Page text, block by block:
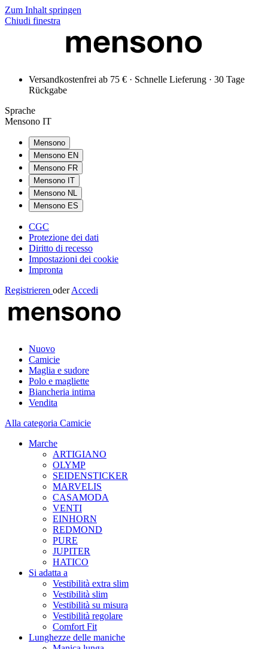
Zum Inhalt springen
Chiudi finestra
Versandkostenfrei ab 75 € · Schnelle Lieferung · 30 Tage
Rückgabe
Sprache
Mensono IT
Mensono
Mensono EN
Mensono FR
Mensono IT
Mensono NL
Mensono ES
CGC
Protezione dei dati
Diritto di recesso
Impostazioni dei cookie
Impronta
Registrieren oder Accedi
Nuovo
Camicie
Maglia e sudore
Polo e magliette
Biancheria intima
Vendita
Alla categoria Camicie
Marche
ARTIGIANO
OLYMP
SEIDENSTICKER
MARVELIS
CASAMODA
VENTI
EINHORN
REDMOND
PURE
JUPITER
HATICO
Si adatta a
Vestibilità extra slim
Vestibilità slim
Vestibilità su misura
Vestibilità regolare
Comfort Fit
Lunghezze delle maniche